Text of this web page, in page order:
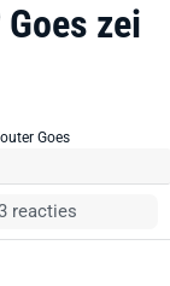
zei
reacties